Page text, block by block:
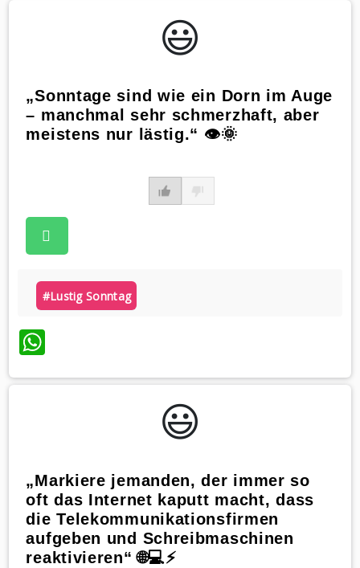
😃️
„Sonntage sind wie ein Dorn im Auge
– manchmal sehr schmerzhaft, aber
meistens nur lästig.“ 👁🌞
#lustig Sonntag
WhatsApp
😃️
„Markiere jemanden, der immer so
oft das Internet kaputt macht, dass
die Telekommunikationsfirmen
aufgeben und Schreibmaschinen
reaktivieren“ 🌐💻⚡